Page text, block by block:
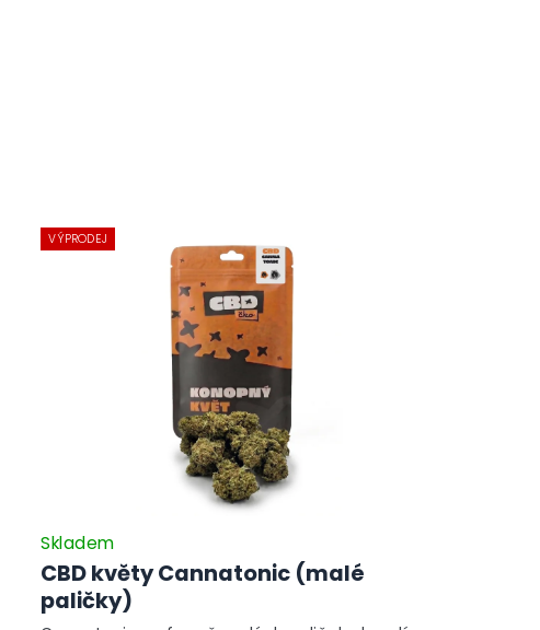
VÝPRODEJ
CBD květy Cannatonic (malé
paličky)
Skladem